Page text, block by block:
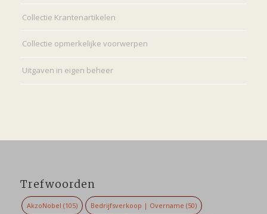
Collectie Krantenartikelen
Collectie opmerkelijke voorwerpen
Uitgaven in eigen beheer
Trefwoorden
AkzoNobel (105) Bedrijfsverkoop | Overname (50)